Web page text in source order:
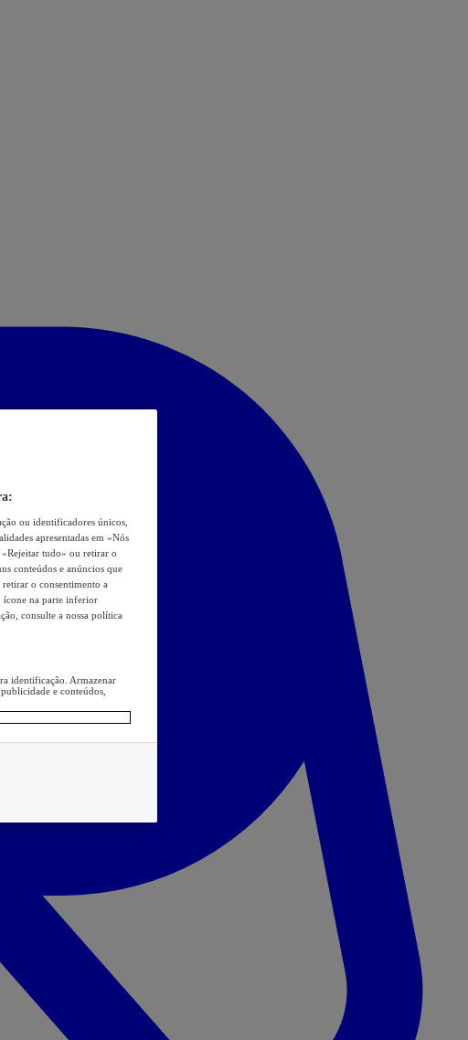
ou identificadores únicos,
apresentadas em «Nós
«Rejeitar tudo» ou retirar o
conteúdos e anúncios que
retirar o consentimento a
ícone na parte inferior
consulte a nossa política
identificação. Armazenar
e conteúdos,